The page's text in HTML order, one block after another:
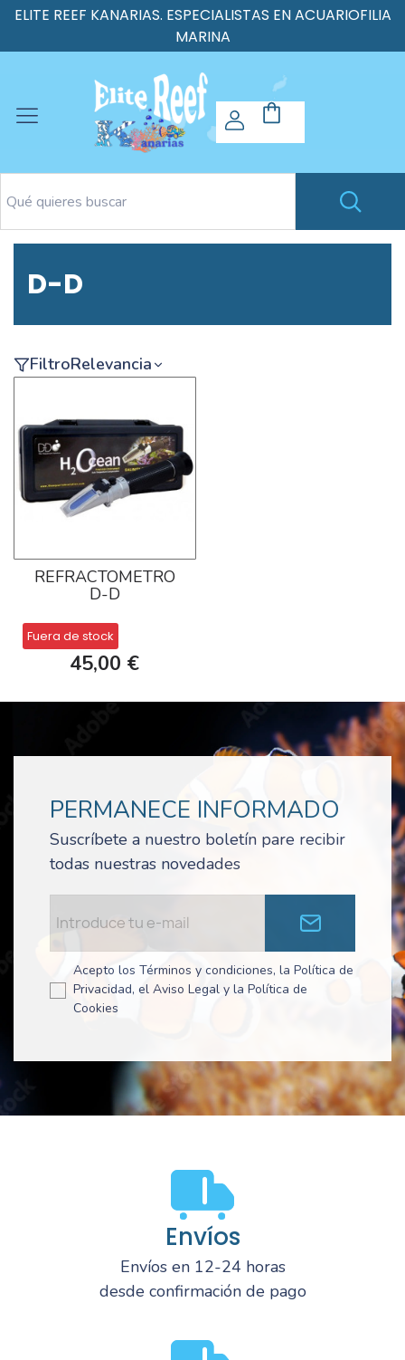
ELITE REEF KANARIAS. ESPECIALISTAS EN ACUARIOFILIA
MARINA
D-D
FiltroRelevancia
REFRACTOMETRO
D-D
Fuera de stock
45,00 €
PERMANECE INFORMADO
Suscríbete a nuestro boletín pare recibir
todas nuestras novedades
Acepto los Términos y condiciones, la Política de
Privacidad, el Aviso Legal y la Política de
Cookies
Envíos
Envíos en 12-24 horas
desde confirmación de pago